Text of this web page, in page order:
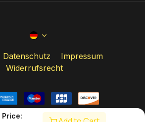
Price:
Datenschutz
Impressum
Widerrufsrecht